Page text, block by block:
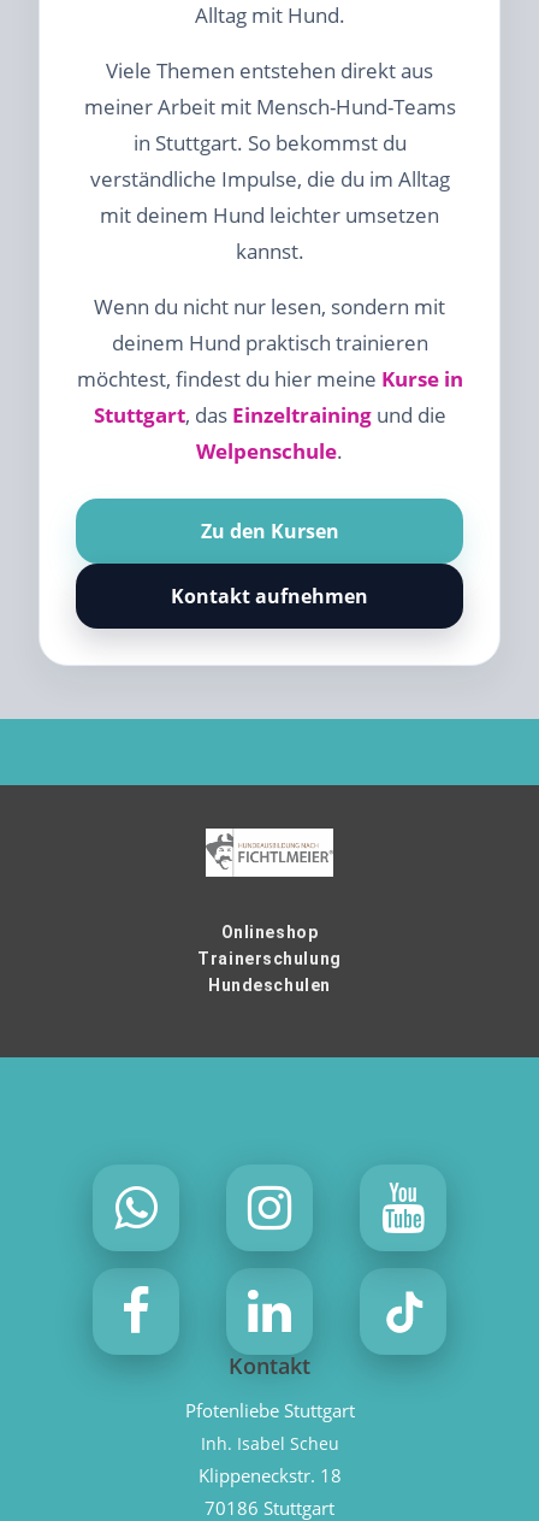
Alltag mit Hund.
Viele Themen entstehen direkt aus
meiner Arbeit mit Mensch-Hund-Teams
in Stuttgart. So bekommst du
verständliche Impulse, die du im Alltag
mit deinem Hund leichter umsetzen
kannst.
Wenn du nicht nur lesen, sondern mit
deinem Hund praktisch trainieren
möchtest, findest du hier meine Kurse in
Stuttgart, das Einzeltrainingund die
Welpenschule.
Zu den Kursen
Kontakt aufnehmen
Onlineshop
Trainerschulung
Hundeschulen
Kontakt
Pfotenliebe Stuttgart
Inh. Isabel Scheu
Klippeneckstr. 18
70186 Stuttgart